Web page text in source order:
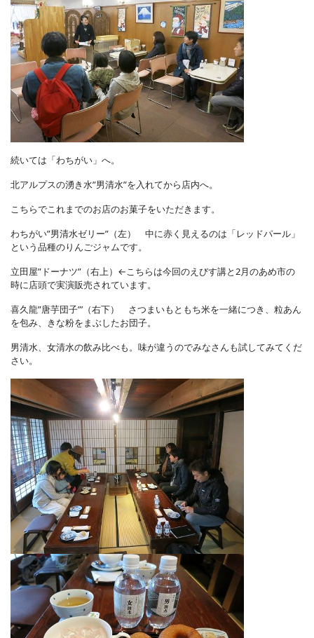
続いては「わちがい」へ。
北アルプスの湧き水”男清水”を入れてから店内へ。
こちらでこれまでのお店のお菓子をいただきます。
わちがい”男清水ゼリー”（左） 中に赤く見えるのは「レッドパール」
という品種のりんごジャムです。
立田屋”ドーナツ”（右上）←こちらは今回のえびす講と2月のあめ市の
時に店頭で実演販売されています。
喜久龍”唐芋団子”’（右下） さつまいもともち米を一緒につき、粒あん
を包み、きな粉をまぶしたお団子。
男清水、女清水の飲み比べも。味が違うのでみなさんも試してみてくだ
さい。